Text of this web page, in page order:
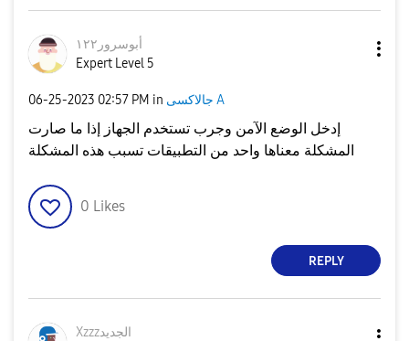
أبوسرور١٢٢
Expert Level 5
‎06-25-2023 02:57 PM in جالاكسى A
إدخل الوضع الآمن وجرب تستخدم الجهاز إذا ما صارت
0 Likes
REPLY
Xzzzالجديد